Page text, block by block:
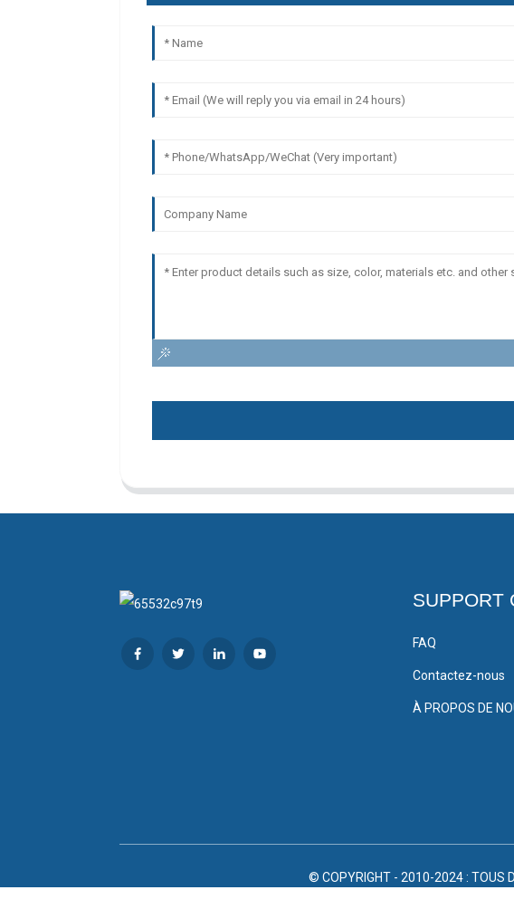
SUPPORT
FAQ
Contactez-nous
À PROPOS DE
© COPYRIGHT - 2010-2024 : TOUS